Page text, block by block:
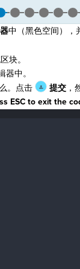
中（黑色空间），
块。
器中。
。点击 提交，
ESC to exit the